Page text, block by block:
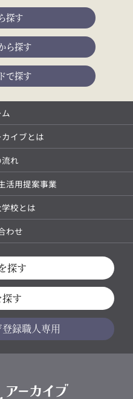
探す
ら探す
で探す
イブとは
れ
活用提案事業
校とは
わせ
探す
す
登録職人専用